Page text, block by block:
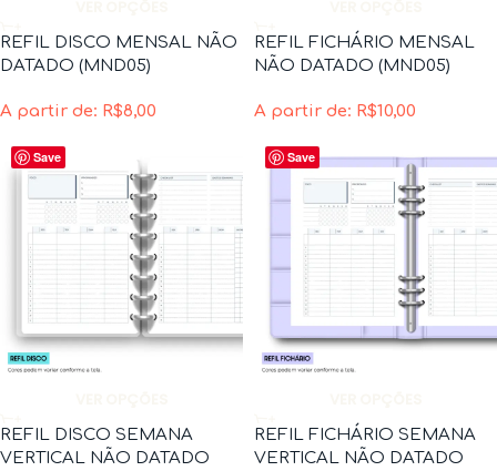
REFIL DISCO MENSAL NÃO
DATADO (MND05)
A partir de: R$8,00
REFIL FICHÁRIO MENSAL
NÃO DATADO (MND05)
A partir de: R$10,00
Save
REFIL DISCO SEMANA
VERTICAL NÃO DATADO
Save
REFIL FICHÁRIO SEMANA
VERTICAL NÃO DATADO